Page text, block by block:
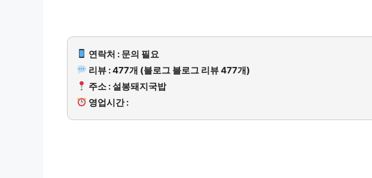
연락처 : 문의 필요
리뷰 : 477개 (블로그 블로그 리뷰 477개)
주소 : 설봉돼지국밥
영업시간 :